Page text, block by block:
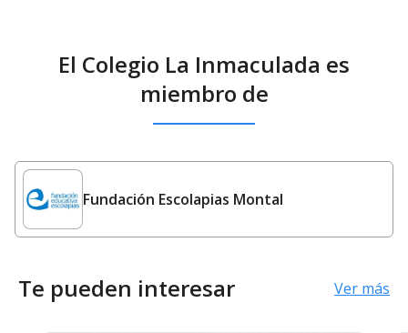
El Colegio La Inmaculada es
miembro de
Fundación Escolapias Montal
Te pueden interesar Ver más